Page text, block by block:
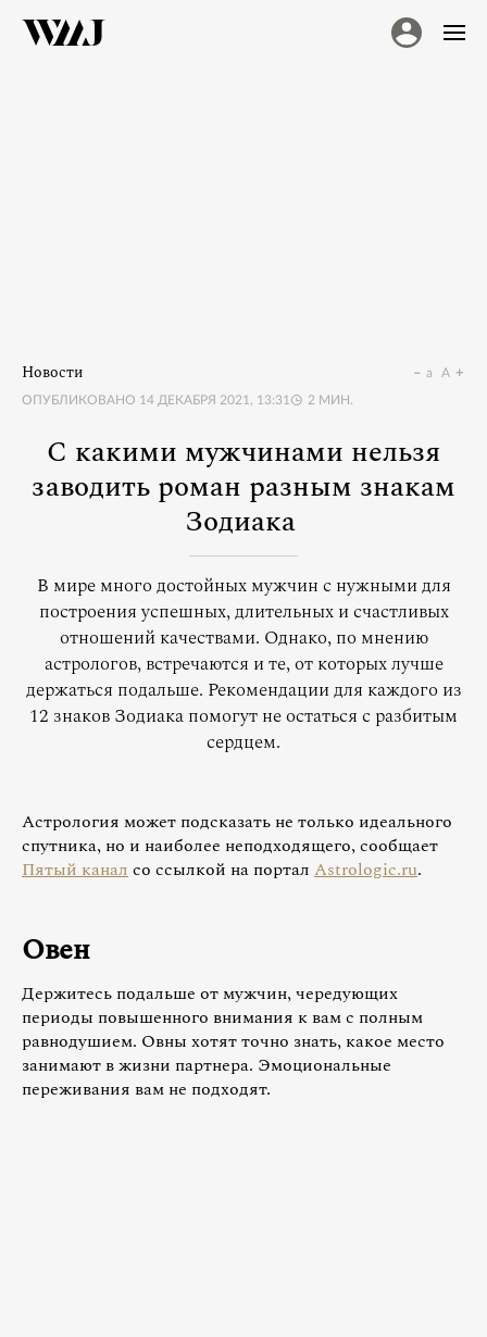
Новости
ОПУБЛИКОВАНО 14 ДЕКАБРЯ 2021, 13:31 2 МИН.
a A
С какими мужчинами нельзя
заводить роман разным знакам
Зодиака
В мире много достойных мужчин с нужными для
построения успешных, длительных и счастливых
отношений качествами. Однако, по мнению
астрологов, встречаются и те, от которых лучше
держаться подальше. Рекомендации для каждого из
12 знаков Зодиака помогут не остаться с разбитым
сердцем.
Астрология может подсказать не только идеального
спутника, но и наиболее неподходящего, сообщает
Пятый каналсо ссылкой на портал Astrologic.ru.
Овен
Держитесь подальше от мужчин, чередующих
периоды повышенного внимания к вам с полным
равнодушием. Овны хотят точно знать, какое место
занимают в жизни партнера. Эмоциональные
переживания вам не подходят.